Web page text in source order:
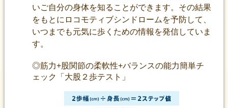
いご自分の身体を知ることができます。その結果
をもとにロコモティブシンドロームを予防して、
いつまでも元気に歩くための情報を発信していま
す。
◎筋力+股関節の柔軟性+バランスの能力簡単チ
ェック「大股２歩テスト」